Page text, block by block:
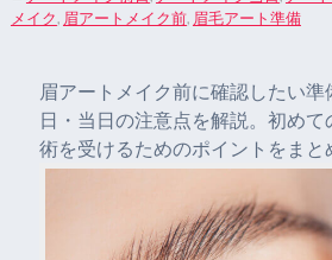
メイク, 眉アートメイク前, 眉毛アート準備
眉アートメイク前に確認したい
日・当日の注意点を解説。初め
術を受けるためのポイントをまと